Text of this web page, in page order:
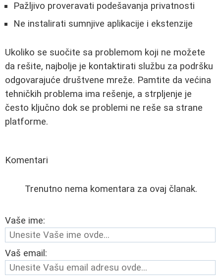
Pažljivo proveravati podešavanja privatnosti
Ne instalirati sumnjive aplikacije i ekstenzije
Ukoliko se suočite sa problemom koji ne možete
da rešite, najbolje je kontaktirati službu za podršku
odgovarajuće društvene mreže. Pamtite da većina
tehničkih problema ima rešenje, a strpljenje je
često ključno dok se problemi ne reše sa strane
platforme.
Komentari
Trenutno nema komentara za ovaj članak.
Vaše ime:
Vaš email: